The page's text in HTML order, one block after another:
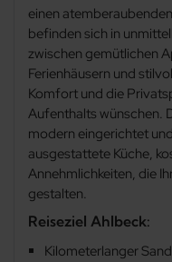
Pudagla
Rankwitz
Sauzin
Sellin (Insel Usedom)
Stolpe
einen
befinden sich in
zwischen gemütlichen
Ferienhäusern und
Komfort und die
Aufenthalts wünschen.
modern eingerichtet
ausgestattete Küche,
Annehmlichkeiten, die
gestalten.
Reiseziel Ahlbeck:
Kilometerlanger